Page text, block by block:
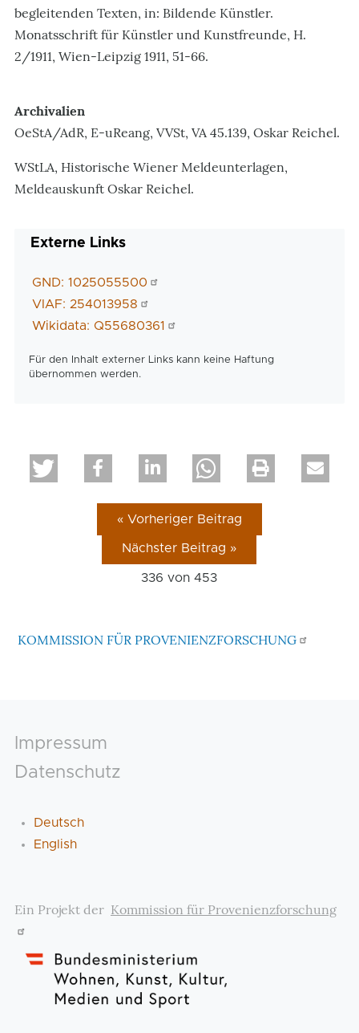
begleitenden Texten, in: Bildende Künstler.
Monatsschrift für Künstler und Kunstfreunde, H.
2/1911, Wien-Leipzig 1911, 51-66.
Archivalien
OeStA/AdR, E-uReang, VVSt, VA 45.139, Oskar Reichel.
WStLA, Historische Wiener Meldeunterlagen,
Meldeauskunft Oskar Reichel.
Externe Links
GND: 1025055500
VIAF: 254013958
Wikidata: Q55680361
Für den Inhalt externer Links kann keine Haftung
übernommen werden.
« Vorheriger Beitrag
Nächster Beitrag »
336 von453
KOMMISSION FÜR PROVENIENZFORSCHUNG
Footer
Impressum
Datenschutz
Deutsch
English
Ein Projekt der Kommission für Provenienzforschung